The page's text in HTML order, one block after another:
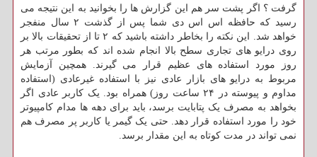
گرفت ؟ اگر پشت سر هم این گزارش ها را بخوانید به این نتیجه می
رسید که حافظه اس اس دی شما پس از گذشت ۲ سال منفجر
خواهد شد. این نکته را بخاطر داشته باشید که ۲ تا از تحقیقات بالا بر
روی درایو های تجاری سطح بالا انجام شده اند که بطور مرتب هر
روز مورد استفاده های عظیم قرار می گیرند. همچین آزمایش
مربوط به درایو های بازار عادی نیز با استفاده غیرعادی (استفاده
مداوم و پیوسته در ۲۴ ساعت روز) همراه بود. یک کاربر عادی اگر
بخواهد به مصرف یک پتابایت برسد، باید برای دهه ها مدام کامپیوتر
خود را مورد استفاده قرار دهد. حتی یک گیمر یا کاربر پر مصرف هم
نمی تواند در مدت کوتاه به این مقدار برسد.